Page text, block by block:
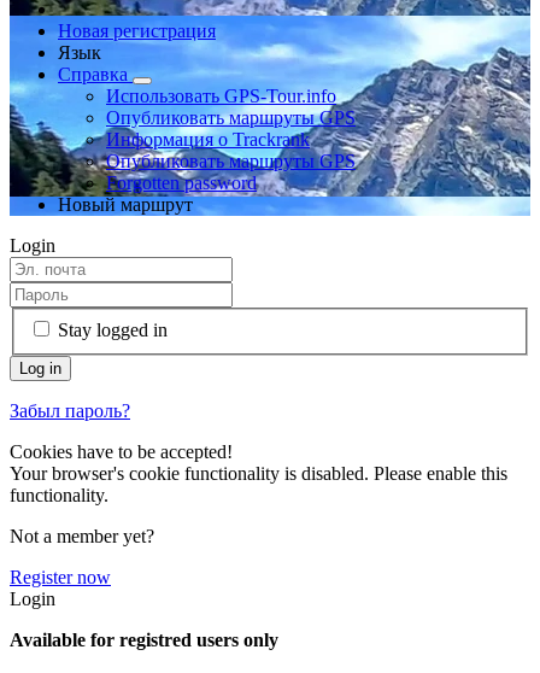
Новая регистрация
Язык
Справка
Использовать GPS-Tour.info
Опубликовать маршруты GPS
Информация о Trackrank
Опубликовать маршруты GPS
Forgotten password
Новый маршрут
Login
Stay logged in
Забыл пароль?
Cookies have to be accepted!
Your browser's cookie functionality is disabled. Please enable this
functionality.
Not a member yet?
Register now
Login
Available for registred users only